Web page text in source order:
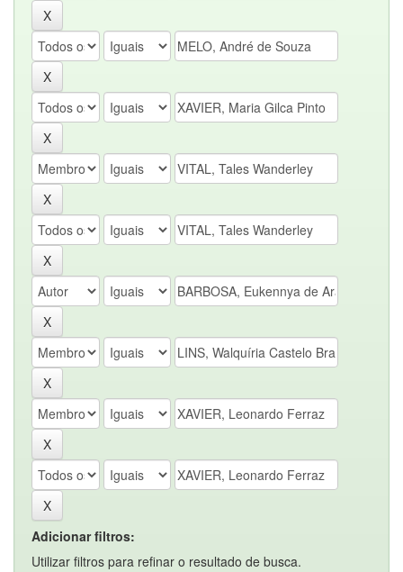
Adicionar filtros:
Utilizar filtros para refinar o resultado de busca.